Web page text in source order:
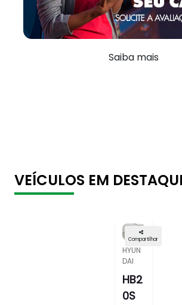
Saiba mais
VEÍCULOS EM
Compartilhar
HYUN
DAI
HB2
0S